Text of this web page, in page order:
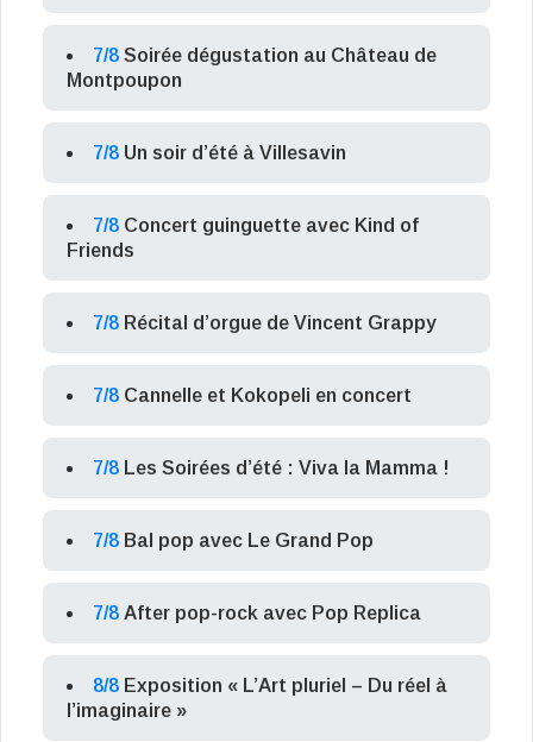
7/8 Soirée dégustation au Château de
Montpoupon
7/8 Un soir d’été à Villesavin
7/8 Concert guinguette avec Kind of
Friends
7/8 Récital d’orgue de Vincent Grappy
7/8 Cannelle et Kokopeli en concert
7/8 Les Soirées d’été : Viva la Mamma !
7/8 Bal pop avec Le Grand Pop
7/8 After pop-rock avec Pop Replica
8/8 Exposition « L’Art pluriel – Du réel à
l’imaginaire »